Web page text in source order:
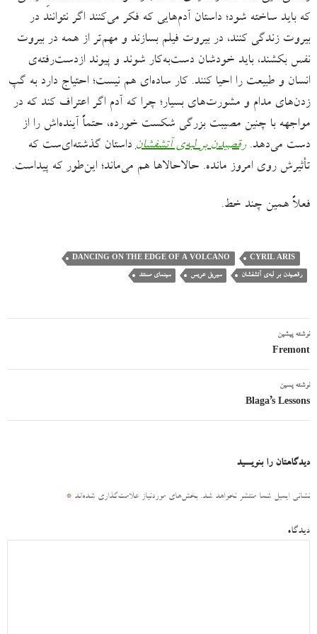
که باید ساخته شود؛ داستان آدم‌هایی که فکر می‌کنند اگر نتوانند در
بیروت زندگی کنند، در بیروت فیلم بسازند و مهم‌تر از همه در بیروت
نفس بکشند، باید خودشان دست‌به‌کار شوند و پیوند ازدست‌رفته‌ی
انسان و طبیعت را احیا کنند. کار ساده‌ای هم نیست؛ احتیاج دارد به گپ‌
زدن‌های مدام و مشورت‌های بسیار؛ چرا که آدم اگر اعتراف کند که در
مواجهه با چنین مصیبت بزرگی شکست خورده، حتماً آینده‌اش را از
دست می‌دهد.رقصیدن بر لبه‌ی آتشفشان داستان گذشته‌ای‌ست که
تأثیرش روی امروز مانده. حالاحالاها هم می‌ماند؛ این‌طور که پیداست.
فعلاً همین چند خط.
CYRIL ARIS
DANCING ON THE EDGE OF A VOLCANO
رقصیدن بر لبه‌ی آتشفشان سیریل عریس سینمای مستند
ناوبری
نوشته
نوشته پیشین
Fremont
نوشته پسین
Blaga’s Lessons
دیدگاهتان را بنویسید
نشانی ایمیل شما منتشر نخواهد شد. بخش‌های موردنیاز علامت‌گذاری شده‌اند *
دیدگاه